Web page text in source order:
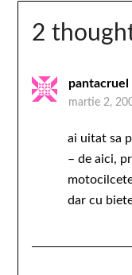
2
pantacruel
martie 2,
ai uitat sa
– de aici,
dar cu